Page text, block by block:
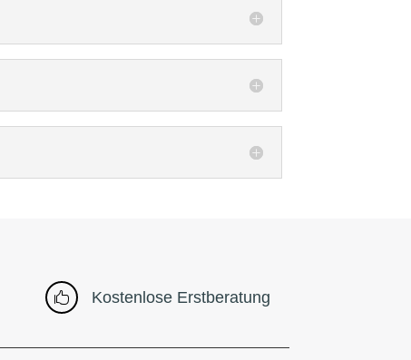
 Kostenlose Erstberatung